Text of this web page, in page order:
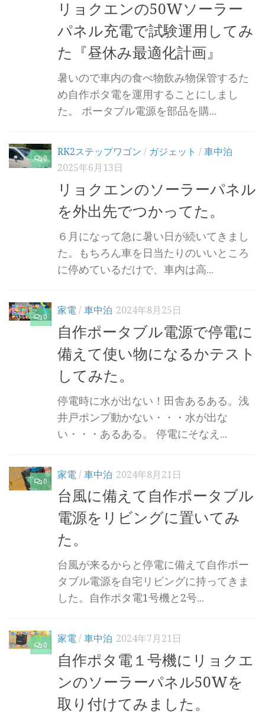
リョクエンの50Wソーラー
パネル充電で試験運用してみ
た『昼休み最適化計画』
暑いので車内の食べ物飲み物保管するた
め自作ポタ電を運用することにしまし
た。 ポータブル電源を部品を購...
0
RK2ステップワゴン / ガジェット / 車中泊
2025年6月13日
リョクエンのソーラーパネル
を外出先でつかってた。
６月になって急に暑い日が続いてきまし
た。もちろん車を日当たりのいいところ
に停めているだけで、車内は高...
0
家電 / 車中泊 2024年8月25日
自作ポータブル電源で停電に
備えて使い物になるかテスト
してみた。
停電時に水が出ない！田舎あるある。浅
井戸ポンプ動かない・・・水が出な
い・・・あるある。 停電にそなえ...
0
家電 / 車中泊 2024年8月21日
台風に備えて自作ポータブル
電源をリビングに置いてみ
た。
台風が来るからと停電に備えて自作ポー
タブル電源を自宅リビングに持ってきま
した。自作ポタ電1号機と2号...
0
家電 / 車中泊 2024年7月21日
自作ポタ電１号機にリョクエ
ンのソーラーパネル50Wを
取り付けてみました。